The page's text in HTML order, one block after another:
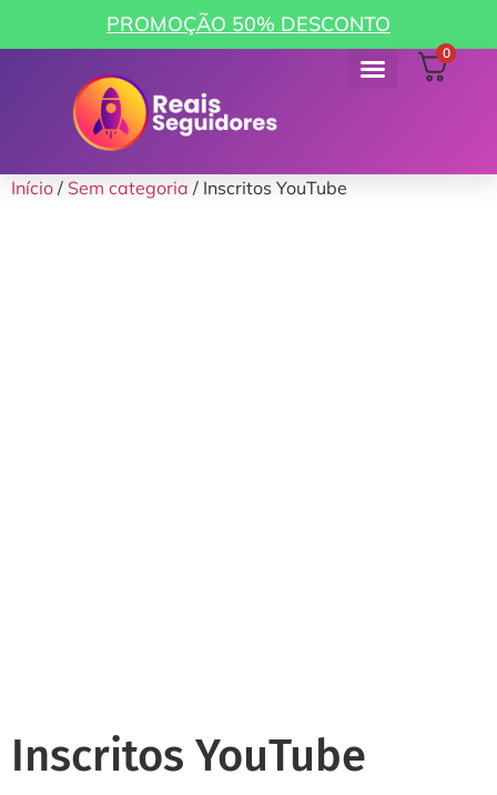
PROMOÇÃO 50% DESCONTO
0
Início / Sem categoria / Inscritos YouTube
Inscritos YouTube